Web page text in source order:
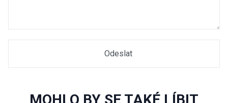
MOHLO BY SE TAKÉ LÍBIT